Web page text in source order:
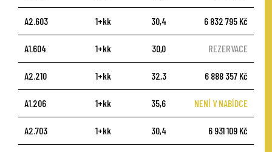
A2.603 1+kk 30,4 6 832 795 Kč
A1.604 1+kk 30,0 REZERVACE
A2.210 1+kk 32,3 6 888 357 Kč
A1.206 1+kk 35,6 NENÍ V NABÍDCE
A2.703 1+kk 30,4 6 931 109 Kč